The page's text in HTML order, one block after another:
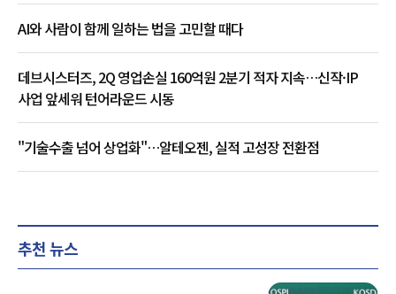
AI와 사람이 함께 일하는 법을 고민할 때다
데브시스터즈, 2Q 영업손실 160억원 2분기 적자 지속…신작·IP
사업 앞세워 턴어라운드 시동
"기술수출 넘어 상업화"…알테오젠, 실적 고성장 전환점
추천 뉴스